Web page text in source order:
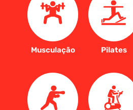
Musculação Pilates